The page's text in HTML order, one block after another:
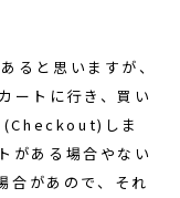
と思いますが、
ートに行き、買い
しま
がある場合やない
があので、それ